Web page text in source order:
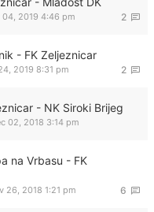
2
04, 2019 4:46 pm
- FK Zeljeznicar
2
2019 8:31 pm
- NK Siroki Brijeg
02, 2018 3:14 pm
na Vrbasu - FK
6
26, 2018 1:21 pm